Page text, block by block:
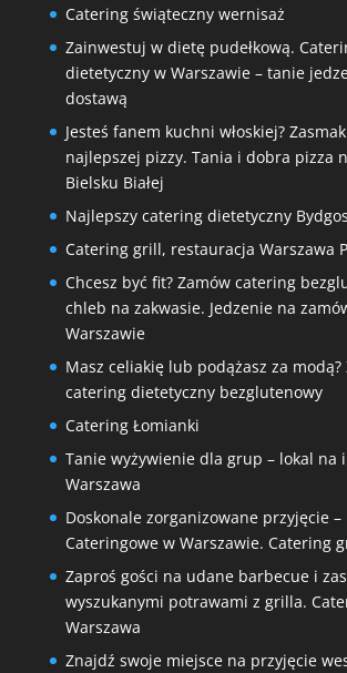
Catering świąteczny wernisaż
Zainwestuj w dietę pudełkową.
dietetyczny w Warszawie – tanie
dostawą
Jesteś fanem kuchni włoskiej?
najlepszej pizzy. Tania i dobra pizza
Bielsku Białej
Najlepszy catering dietetyczny
Catering grill, restauracja Warszawa
Chcesz być fit? Zamów catering
chleb na zakwasie. Jedzenie na
Warszawie
Masz celiakię lub podążasz za modą?
catering dietetyczny bezglutenowy
Catering Łomianki
Tanie wyżywienie dla grup – lokal na
Warszawa
Doskonale zorganizowane przyjęcie –
Cateringowe w Warszawie. Catering
Zaproś gości na udane barbecue i
wyszukanymi potrawami z grilla.
Warszawa
Znajdź swoje miejsce na przyjęcie